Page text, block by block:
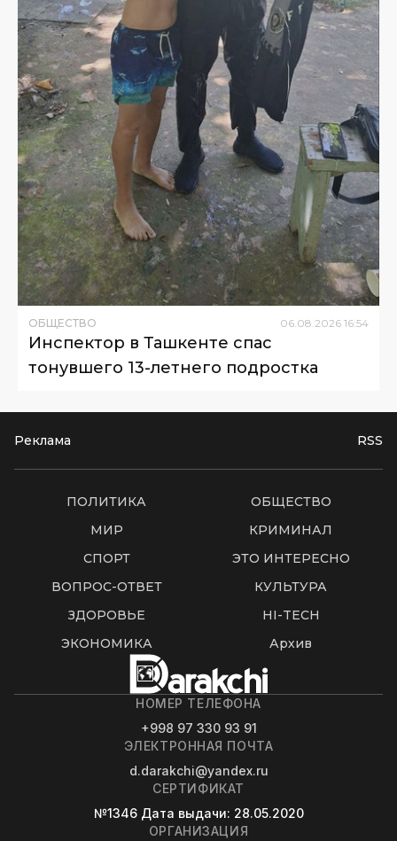
ОБЩЕСТВО 06.08.2026 16:54
Инспектор в Ташкенте спас
тонувшего 13-летнего подростка
Реклама RSS
ПОЛИТИКА
ОБЩЕСТВО
МИР
КРИМИНАЛ
СПОРТ
ЭТО ИНТЕРЕСНО
ВОПРОС-ОТВЕТ
КУЛЬТУРА
ЗДОРОВЬЕ
HI-TECH
ЭКОНОМИКА
Архив
НОМЕР ТЕЛЕФОНА
+998 97 330 93 91
ЭЛЕКТРОННАЯ ПОЧТА
d.darakchi@yandex.ru
СЕРТИФИКАТ
№1346 Дата выдачи: 28.05.2020
ОРГАНИЗАЦИЯ